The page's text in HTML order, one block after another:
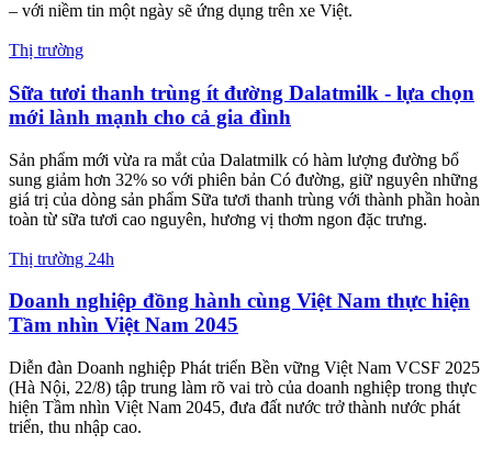
Thị trường 24h
‘Hành trình kết nối trăm điểm tin cậy’ đến các Tổng
Đại lý Generali miền Bắc
thời đánh dấu cột mốc 10 năm thành lập và phát triển mô hình Văn
xe “Hành trình kết nối trăm điểm tin cậy”.
Nhà đất
Izumi City - Cơ hội an cư và đầu tư bền vững tại
khu Đông TP.HCM